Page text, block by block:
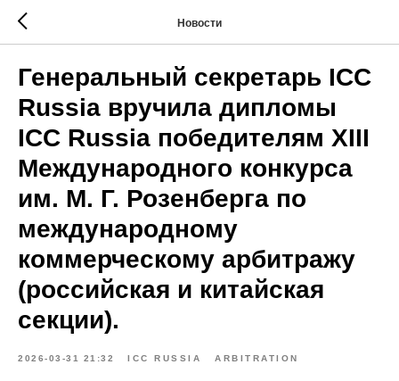
Новости
Генеральный секретарь ICC
Russia вручила дипломы
ICC Russia победителям XIII
Международного конкурса
им. М. Г. Розенберга по
международному
коммерческому арбитражу
(российская и китайская
секции).
2026-03-31 21:32 ICC RUSSIA ARBITRATION